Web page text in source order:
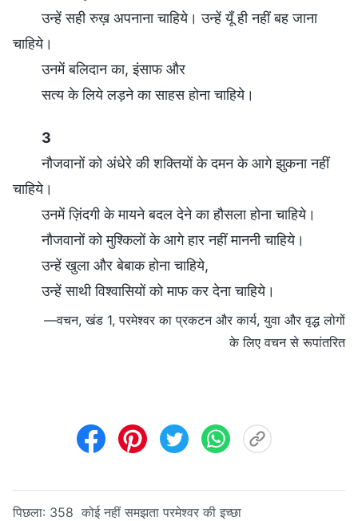
उन्हें सही रुख़ अपनाना चाहिये। उन्हें यूँ ही नहीं बह जाना
चाहिये।
उनमें बलिदान का, इंसाफ और
सत्य के लिये लड़ने का साहस होना चाहिये।
3
नौजवानों को अंधेरे की शक्तियों के दमन के आगे झुकना नहीं
चाहिये।
उनमें ज़िंदगी के मायने बदल देने का हौसला होना चाहिये।
नौजवानों को मुश्किलों के आगे हार नहीं माननी चाहिये।
उन्हें खुला और बेबाक होना चाहिये,
उन्हें साथी विश्वासियों को माफ कर देना चाहिये।
—वचन, खंड 1, परमेश्वर का प्रकटन और कार्य, युवा और वृद्ध लोगों
के लिए वचन से रूपांतरित
पिछला: 358 कोई नहीं समझता परमेश्वर की इच्छा